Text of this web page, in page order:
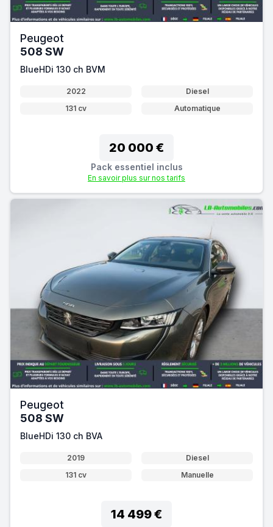
Peugeot
508 SW
BlueHDi 130 ch BVM
2022
Diesel
131 cv
Automatique
20 000 €
Pack essentiel inclus
En savoir plus sur nos tarifs
Peugeot
508 SW
BlueHDi 130 ch BVA
2019
Diesel
131 cv
Manuelle
14 499 €